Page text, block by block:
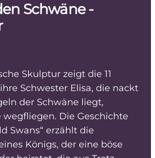
Schwäne -
Skulptur zeigt die 11
Schwester Elisa, die nackt
der Schwäne liegt,
wegfliegen. Die Geschichte
Swans“ erzählt die
Königs, der eine böse